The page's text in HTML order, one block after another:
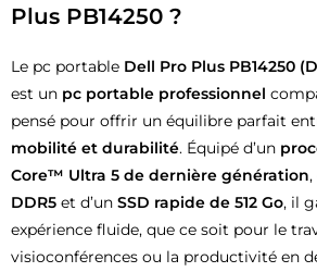
Plus PB14250 ?
Le pc portable Dell Pro Plus PB14250
est un pc portable professionnel
pensé pour offrir un équilibre parfait
mobilité et durabilité. Équipé d’un
Core™ Ultra 5 de dernière génération,
DDR5 et d’un SSD rapide de 512 Go, il
expérience fluide, que ce soit pour le
visioconférences ou la productivité en